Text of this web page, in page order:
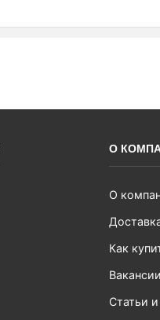
О
О
Как
Вакансии
Статьи